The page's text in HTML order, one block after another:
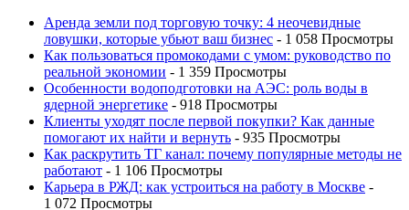
Аренда земли под торговую точку: 4 неочевидные
ловушки, которые убьют ваш бизнес - 1 058 Просмотры
Как пользоваться промокодами с умом: руководство по
реальной экономии - 1 359 Просмотры
Особенности водоподготовки на АЭС: роль воды в
ядерной энергетике - 918 Просмотры
Клиенты уходят после первой покупки? Как данные
помогают их найти и вернуть - 935 Просмотры
Как раскрутить ТГ канал: почему популярные методы не
работают - 1 106 Просмотры
Карьера в РЖД: как устроиться на работу в Москве -
1 072 Просмотры